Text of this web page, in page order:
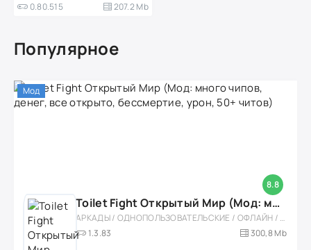
0.80.515 207.2 Mb
Популярное
8.8
Мод
Toilet Fight Открытый Мир (Мод: много чипов, денег, все открыто, бессмертие, урон, 50+ читов)
АРКАДЫ / ОДНОПОЛЬЗОВАТЕЛЬСКИЕ / ОФЛАЙН / МОД / РОЛЕВЫЕ / ШУТЕРЫ / ОТКРЫТЫЙ МИР / ВСТРОЕННЫЙ КЕШ / 3D / ЭКШЕНЫ / ТУАЛЕТНЫЕ ВОЙНЫ / ДЛЯ ДЕТЕЙ
1.3.83
300,8 Mb